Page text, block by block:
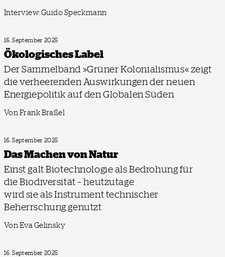
Interview: Guido Speckmann
16. September 2025
Ökologisches Label
Der Sammelband »Grüner Kolonialismus« zeigt
die verheerenden Auswirkungen der neuen
Energiepolitik auf den Globalen Süden
Von Frank Braßel
16. September 2025
Das Machen von Natur
Einst galt Biotechnologie als Bedrohung für
die Biodiversität – heutzutage
wird sie als Instrument technischer
Beherrschung genutzt
Von Eva Gelinsky
16. September 2025